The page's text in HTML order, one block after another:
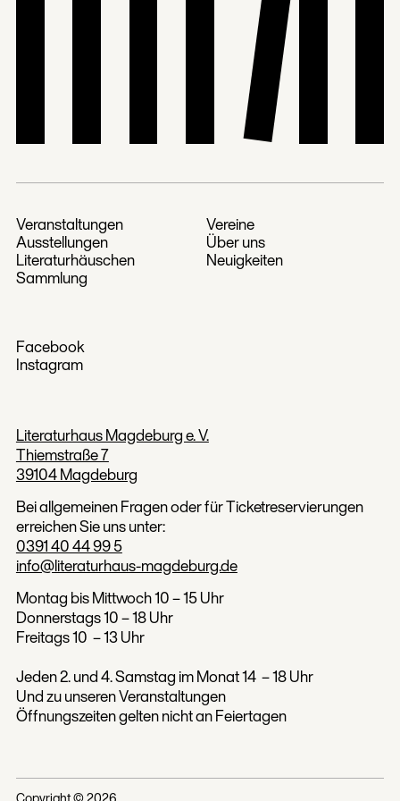
Veranstaltungen
Ausstellungen
Literaturhäuschen
Sammlung
Vereine
Über uns
Neuigkeiten
Facebook
Instagram
Literaturhaus Magdeburg e. V.
Thiemstraße 7
39104 Magdeburg
Bei allgemeinen Fragen oder für Ticketreservierungen
erreichen Sie uns unter:
0391 40 44 99 5
info@literaturhaus-magdeburg.de
Montag bis Mittwoch 10 – 15 Uhr
Donnerstags 10 – 18 Uhr
Freitags 10 – 13 Uhr
Jeden 2. und 4. Samstag im Monat 14 – 18 Uhr
Und zu unseren Veranstaltungen
Öffnungszeiten gelten nicht an Feiertagen